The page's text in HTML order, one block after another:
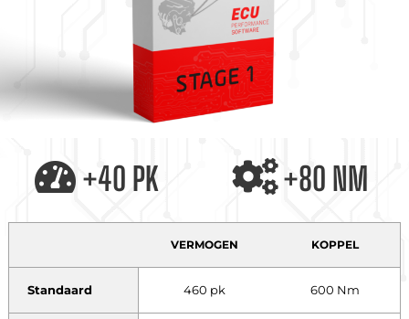
+40 PK +80 NM
VERMOGEN KOPPEL
Standaard 460 pk 600 Nm